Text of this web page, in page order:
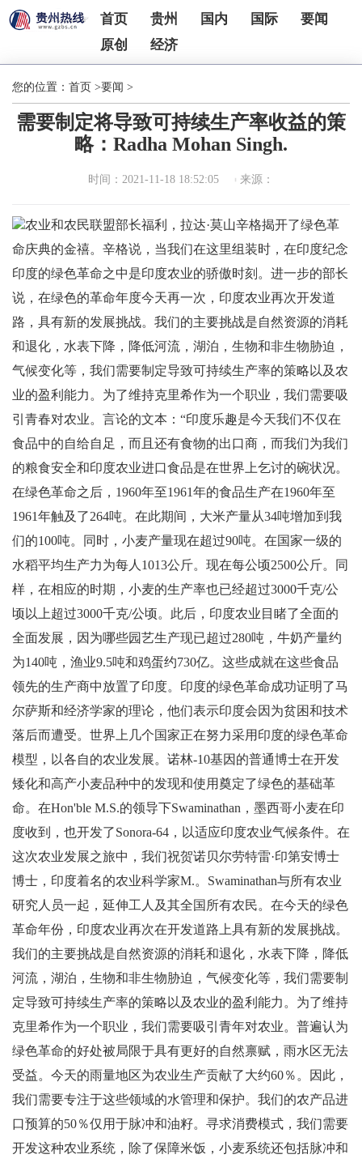
首页 贵州 国内 国际
要闻
原创
经济
您的位置： 首页 >要闻 >
需要制定将导致可持续生产率收益的策
略：Radha Mohan Singh.
时间：2021-11-18 18:52:05 来源：
农业和农民联盟部长福利，拉达·莫山辛格揭开了绿色革
命庆典的金禧。辛格说，当我们在这里组装时，在印度纪念
印度的绿色革命之中是印度农业的骄傲时刻。进一步的部长
说，在绿色的革命年度今天再一次，印度农业再次开发道
路，具有新的发展挑战。我们的主要挑战是自然资源的消耗
和退化，水表下降，降低河流，湖泊，生物和非生物胁迫，
气候变化等，我们需要制定导致可持续生产率的策略以及农
业的盈利能力。为了维持克里希作为一个职业，我们需要吸
引青春对农业。言论的文本：“印度乐趣是今天我们不仅在
食品中的自给自足，而且还有食物的出口商，而我们为我们
的粮食安全和印度农业进口食品是在世界上乞讨的碗状况。
在绿色革命之后，1960年至1961年的食品生产在1960年至
1961年触及了264吨。在此期间，大米产量从34吨增加到我
们的100吨。同时，小麦产量现在超过90吨。在国家一级的
水稻平均生产力为每人1013公斤。现在每公顷2500公斤。同
样，在相应的时期，小麦的生产率也已经超过3000千克/公
顷以上超过3000千克/公顷。此后，印度农业目睹了全面的
全面发展，因为哪些园艺生产现已超过280吨，牛奶产量约
为140吨，渔业9.5吨和鸡蛋约730亿。这些成就在这些食品
领先的生产商中放置了印度。印度的绿色革命成功证明了马
尔萨斯和经济学家的理论，他们表示印度会因为贫困和技术
落后而遭受。世界上几个国家正在努力采用印度的绿色革命
模型，以各自的农业发展。诺林-10基因的普通博士在开发
矮化和高产小麦品种中的发现和使用奠定了绿色的基础革
命。在Hon'ble M.S.的领导下Swaminathan，墨西哥小麦在印
度收到，也开发了Sonora-64，以适应印度农业气候条件。在
这次农业发展之旅中，我们祝贺诺贝尔劳特雷·印第安博士
博士，印度着名的农业科学家M.。Swaminathan与所有农业
研究人员一起，延伸工人及其全国所有农民。在今天的绿色
革命年份，印度农业再次在开发道路上具有新的发展挑战。
我们的主要挑战是自然资源的消耗和退化，水表下降，降低
河流，湖泊，生物和非生物胁迫，气候变化等，我们需要制
定导致可持续生产率的策略以及农业的盈利能力。为了维持
克里希作为一个职业，我们需要吸引青年对农业。普遍认为
绿色革命的好处被局限于具有更好的自然禀赋，雨水区无法
受益。今天的雨量地区为农业生产贡献了大约60％。因此，
我们需要专注于这些领域的水管理和保护。我们的农产品进
口预算的50％仅用于脉冲和油籽。寻求消费模式，我们需要
开发这种农业系统，除了保障米饭，小麦系统还包括脉冲和